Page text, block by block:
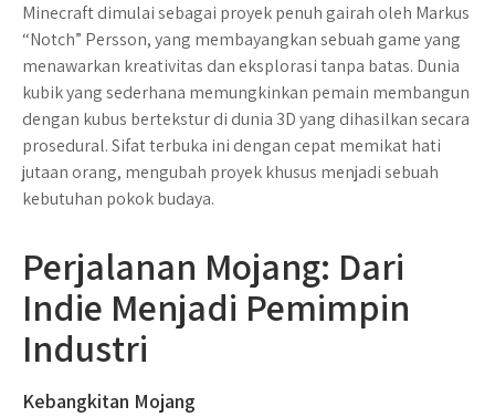
Minecraft dimulai sebagai proyek penuh gairah oleh Markus
“Notch” Persson, yang membayangkan sebuah game yang
menawarkan kreativitas dan eksplorasi tanpa batas. Dunia
kubik yang sederhana memungkinkan pemain membangun
dengan kubus bertekstur di dunia 3D yang dihasilkan secara
prosedural. Sifat terbuka ini dengan cepat memikat hati
jutaan orang, mengubah proyek khusus menjadi sebuah
kebutuhan pokok budaya.
Perjalanan Mojang: Dari
Indie Menjadi Pemimpin
Industri
Kebangkitan Mojang